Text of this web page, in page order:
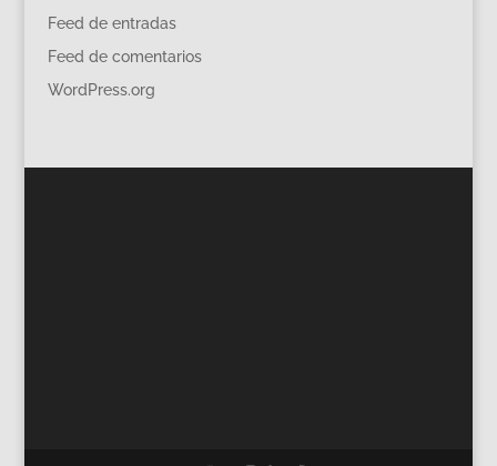
Feed de entradas
Feed de comentarios
WordPress.org